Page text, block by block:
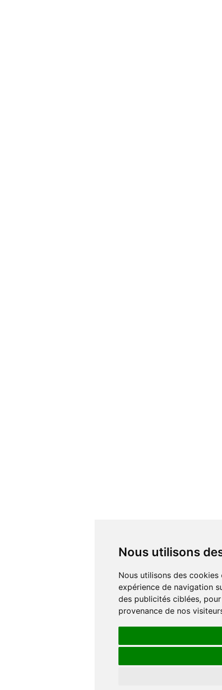
Nous utilisons
Nous utilisons des cookies et d'autres technologies de suivi pour améliorer votre
expérience de navigation
des publicités ciblées,
provenance de nos